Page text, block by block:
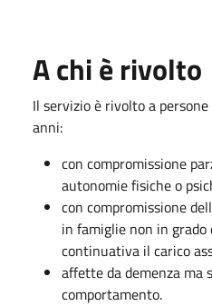
A chi è rivolto
Il servizio è rivolto a
anni:
con compromissione
autonomie fisiche o
con compromissione
in famiglie non in
continuativa il carico
affette da demenza ma
comportamento.